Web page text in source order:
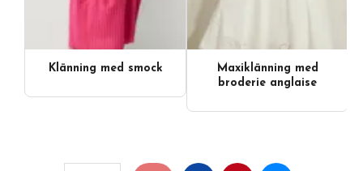
Klänning med smock
Maxiklänning med
broderie anglaise